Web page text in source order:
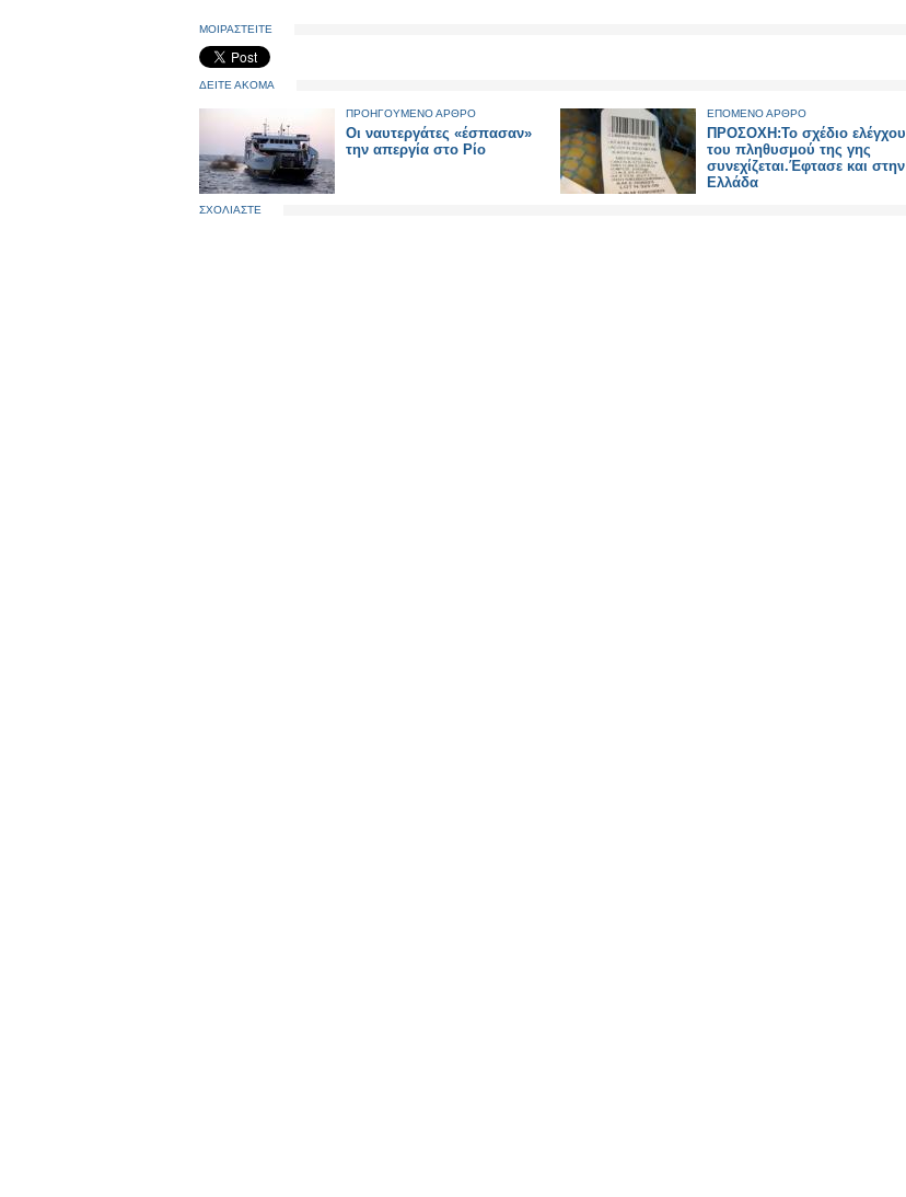
ΜΟΙΡΑΣΤΕΙΤΕ
ΔΕΙΤΕ ΑΚΟΜΑ
ΠΡΟΗΓΟΥΜΕΝΟ ΑΡΘΡΟ
Οι ναυτεργάτες «έσπασαν»
την απεργία στο Ρίο
ΕΠΟΜΕΝΟ ΑΡΘΡΟ
ΠΡΟΣΟΧΗ:Το σχέδιο ελέγχου
του πληθυσμού της γης
συνεχίζεται.Έφτασε και στην
Ελλάδα
ΣΧΟΛΙΑΣΤΕ